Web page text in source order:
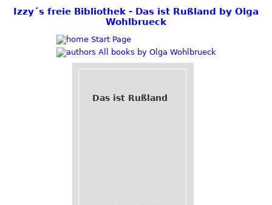
Izzy´s freie Bibliothek - Das ist Rußland by Olga
Wohlbrueck
Start Page
All books by Olga Wohlbrueck
Das ist Rußland